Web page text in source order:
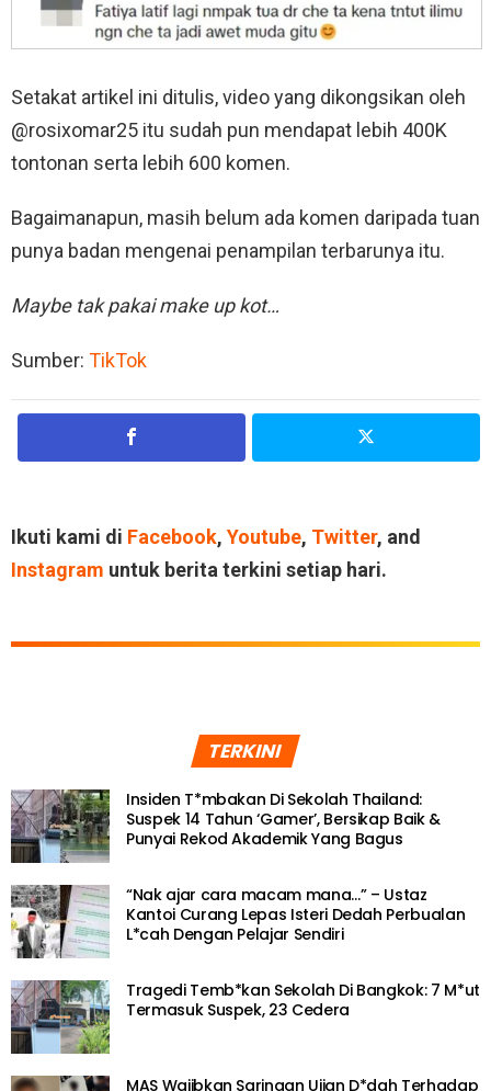
Setakat artikel ini ditulis, video yang dikongsikan oleh
@rosixomar25 itu sudah pun mendapat lebih 400K
tontonan serta lebih 600 komen.
Bagaimanapun, masih belum ada komen daripada tuan
punya badan mengenai penampilan terbarunya itu.
Maybe tak pakai make up kot…
Sumber: TikTok
Ikuti kami di Facebook, Youtube, Twitter, and
Instagram untuk berita terkini setiap hari.
TERKINI
Insiden T*mbakan Di Sekolah Thailand:
Suspek 14 Tahun ‘Gamer’, Bersikap Baik &
Punyai Rekod Akademik Yang Bagus
“Nak ajar cara macam mana…” – Ustaz
Kantoi Curang Lepas Isteri Dedah Perbualan
L*cah Dengan Pelajar Sendiri
Tragedi Temb*kan Sekolah Di Bangkok: 7 M*ut
Termasuk Suspek, 23 Cedera
MAS Wajibkan Saringan Ujian D*dah Terhadap